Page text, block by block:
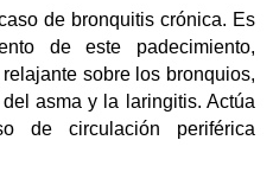
de bronquitis crónica. Es
de este padecimiento,
sobre los bronquios,
asma y la laringitis. Actúa
de circulación periférica